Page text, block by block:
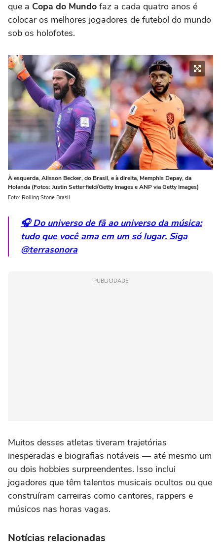
que a Copa do Mundo faz a cada quatro anos é
colocar os melhores jogadores de futebol do mundo
sob os holofotes.
À esquerda, Alisson Becker, do Brasil, e à direita, Memphis Depay, da
Holanda (Fotos: Justin Setterfield/Getty Images e ANP via Getty Images)
Foto: Rolling Stone Brasil
🎧 Do universo de fã ao universo da música:
tudo que você ama em um só lugar. Siga
@terrasonora
PUBLICIDADE
Muitos desses atletas tiveram trajetórias
inesperadas e biografias notáveis — até mesmo um
ou dois hobbies surpreendentes. Isso inclui
jogadores que têm talentos musicais ocultos ou que
construíram carreiras como cantores, rappers e
músicos nas horas vagas.
Notícias relacionadas